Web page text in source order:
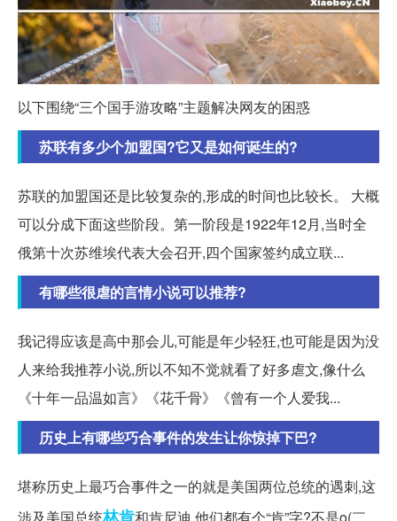
以下围绕“三个国手游攻略”主题解决网友的困惑
苏联有多少个加盟国?它又是如何诞生的?
苏联的加盟国还是比较复杂的,形成的时间也比较长。 大概
可以分成下面这些阶段。第一阶段是1922年12月,当时全
俄第十次苏维埃代表大会召开,四个国家签约成立联...
有哪些很虐的言情小说可以推荐?
我记得应该是高中那会儿,可能是年少轻狂,也可能是因为没
人来给我推荐小说,所以不知不觉就看了好多虐文,像什么
《十年一品温如言》《花千骨》《曾有一个人爱我...
历史上有哪些巧合事件的发生让你惊掉下巴?
堪称历史上最巧合事件之一的就是美国两位总统的遇刺,这
涉及美国总统林肯和肯尼迪,他们都有个“肯”字?不是o(￣